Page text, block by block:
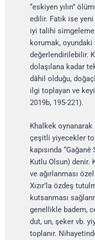
“eskiyen yılın”
edilir. Fatık ise
iyi talihi
korumak,
değerlendirilebilir.
dolaşılana kadar
dâhil olduğu,
ilgi toplayan ve
2019b, 195-221).
Khalkek
çeşitli yiyecekler
kapısında “Gağanê
Kutlu Olsun) denir.
ve ağırlanması
Xızır’la özdeş
kutsanması
genellikle badem,
dut, un, şeker vb.
toplanır.